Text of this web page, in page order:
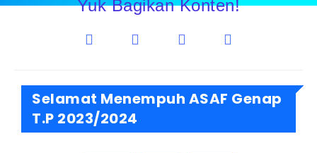
Yuk Bagikan Konten!
Selamat Menempuh ASAF Genap
T.P 2023/2024